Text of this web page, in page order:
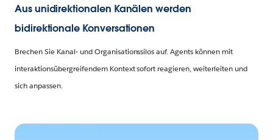
Aus unidirektionalen Kanälen werden
bidirektionale Konversationen
Brechen Sie Kanal- und Organisationssilos auf. Agents können mit
interaktionsübergreifendem Kontext sofort reagieren, weiterleiten und
sich anpassen.